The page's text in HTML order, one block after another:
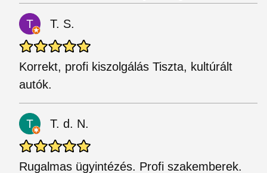
T. S.
Korrekt, profi kiszolgálás Tiszta, kultúrált
autók.
T. d. N.
Rugalmas ügyintézés. Profi szakemberek.